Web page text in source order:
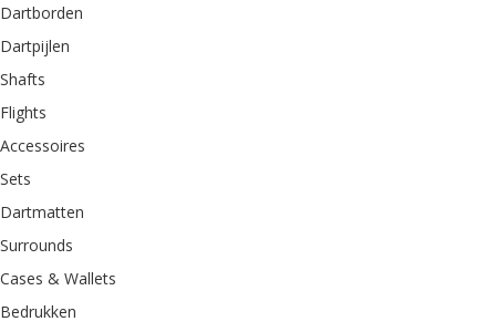
Dartborden
Dartpijlen
Shafts
Flights
Accessoires
Sets
Dartmatten
Surrounds
Cases & Wallets
Bedrukken